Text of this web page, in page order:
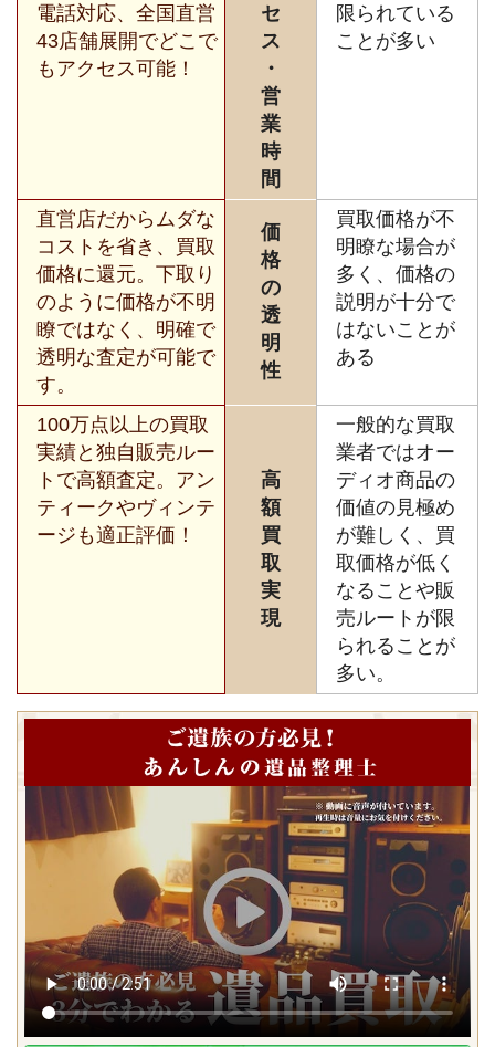
電話対応、全国直営
43店舗展開でどこで
もアクセス可能！
セ
ス
・
営
業
時
間
限られている
ことが多い
直営店だからムダな
コストを省き、買取
価格に還元。下取り
のように価格が不明
瞭ではなく、明確で
透明な査定が可能で
す。
価
格
の
透
明
性
買取価格が不
明瞭な場合が
多く、価格の
説明が十分で
はないことが
ある
100万点以上の買取
実績と独自販売ルー
トで高額査定。アン
ティークやヴィンテ
ージも適正評価！
高
額
買
取
実
現
一般的な買取
業者ではオー
ディオ商品の
価値の見極め
が難しく、買
取価格が低く
なることや販
売ルートが限
られることが
多い。